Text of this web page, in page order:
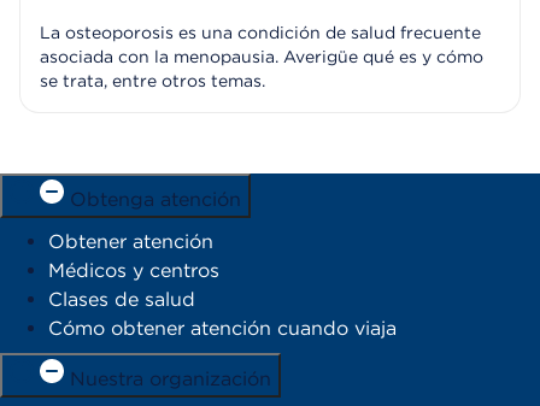
La osteoporosis es una condición de salud frecuente
asociada con la menopausia. Averigüe qué es y cómo
se trata, entre otros temas.
Obtenga atención
Obtener atención
Médicos y centros
Clases de salud
Cómo obtener atención cuando viaja
Nuestra organización